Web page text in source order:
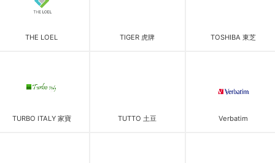
THE LOEL TIGER 虎牌 TOSHIBA 東芝
TURBO ITALY 家寶 TUTTO 土豆 Verbatim